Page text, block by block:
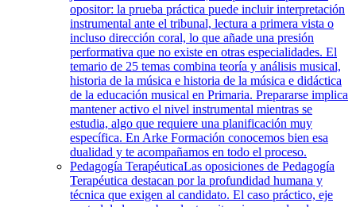
opositor: la prueba práctica puede incluir interpretación
instrumental ante el tribunal, lectura a primera vista o
incluso dirección coral, lo que añade una presión
performativa que no existe en otras especialidades. El
temario de 25 temas combina teoría y análisis musical,
historia de la música e historia de la música e didáctica
de la educación musical en Primaria. Prepararse implica
mantener activo el nivel instrumental mientras se
estudia, algo que requiere una planificación muy
específica. En Arke Formación conocemos bien esa
dualidad y te acompañamos en todo el proceso.
Pedagogía TerapéuticaLas oposiciones de Pedagogía
Terapéutica destacan por la profundidad humana y
técnica que exigen al candidato. El caso práctico, eje